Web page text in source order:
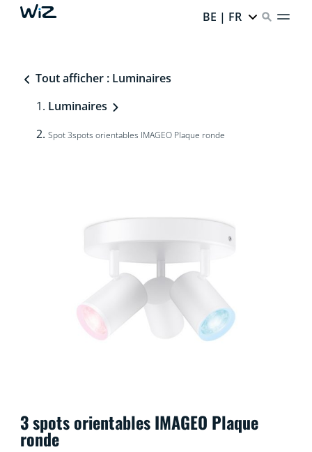
BE | FR
Tout afficher : Luminaires
Luminaires
Spot 3spots orientables IMAGEO Plaque ronde
3 spots orientables IMAGEO Plaque
ronde